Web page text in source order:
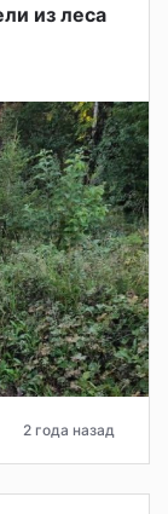
из леса
2 года назад